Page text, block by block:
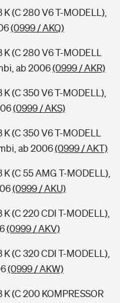
(C 280 V6 T-MODELL),
(0999 / AKQ)
(C 280 V6 T-MODELL
ab 2006(0999 / AKR)
(C 350 V6 T-MODELL),
(0999 / AKS)
(C 350 V6 T-MODELL
ab 2006(0999 / AKT)
(C 55 AMG T-MODELL),
(0999 / AKU)
(C 220 CDI T-MODELL),
(0999 / AKV)
(C 320 CDI T-MODELL),
(0999 / AKW)
(C 200 KOMPRESSOR